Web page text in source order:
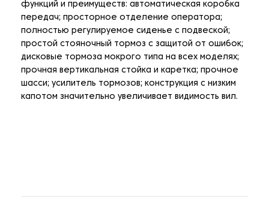
функций и преимуществ: автоматическая коробка
передач; просторное отделение оператора;
полностью регулируемое сиденье с подвеской;
простой стояночный тормоз с защитой от ошибок;
дисковые тормоза мокрого типа на всех моделях;
прочная вертикальная стойка и каретка; прочное
шасси; усилитель тормозов; конструкция с низким
капотом значительно увеличивает видимость вил.